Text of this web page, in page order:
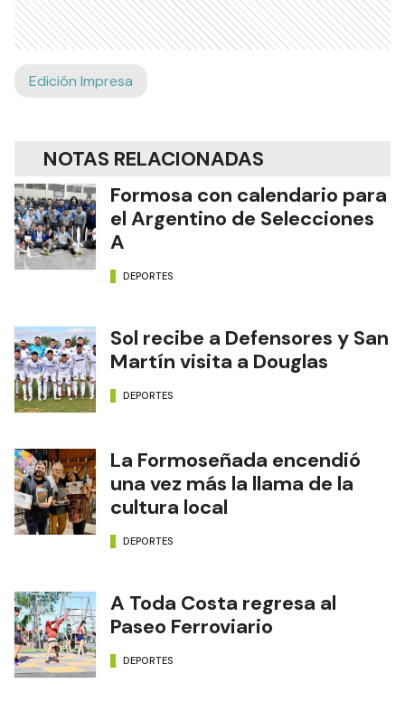
Edición Impresa
NOTAS RELACIONADAS
Formosa con calendario para
el Argentino de Selecciones
A
DEPORTES
Sol recibe a Defensores y San
Martín visita a Douglas
DEPORTES
La Formoseñada encendió
una vez más la llama de la
cultura local
DEPORTES
A Toda Costa regresa al
Paseo Ferroviario
DEPORTES